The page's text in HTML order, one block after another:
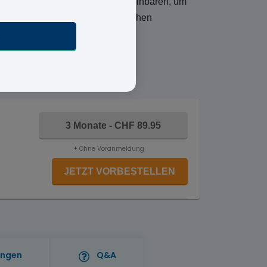
füllen Sie unseren medizinischen
3 Monate - CHF 89.95
+ Ohne Voranmeldung
JETZT VORBESTELLEN
Q&A